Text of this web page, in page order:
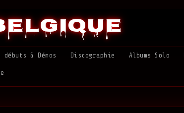
& Démos Discographie Albums Solo